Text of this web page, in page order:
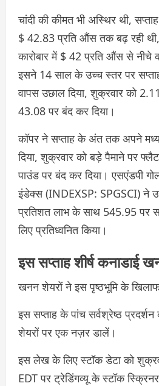
चांदी की कीमत भी अस्थिर थी,
$ 42.83 प्रति औंस तक बढ़ रही
कारोबार में $ 42 प्रति औंस से नीचे
इसने 14 साल के उच्च स्तर पर
वापस उछाल दिया, शुक्रवार को
43.08 पर बंद कर दिया।
कॉपर ने सप्ताह के अंत तक अपने
दिया, शुक्रवार को बड़े पैमाने पर
पाउंड पर बंद कर दिया। एसएंडपी
इंडेक्स (INDEXSP: SPGSCI) ने
प्रतिशत लाभ के साथ 545.95 पर
लिए प्रतिध्वनित किया।
इस सप्ताह शीर्ष कनाडाई
खनन शेयरों ने इस पृष्ठभूमि के
इस सप्ताह के पांच सर्वश्रेष्ठ
शेयरों पर एक नज़र डालें।
इस लेख के लिए स्टॉक डेटा को
EDT पर ट्रेडिंगव्यू के स्टॉक